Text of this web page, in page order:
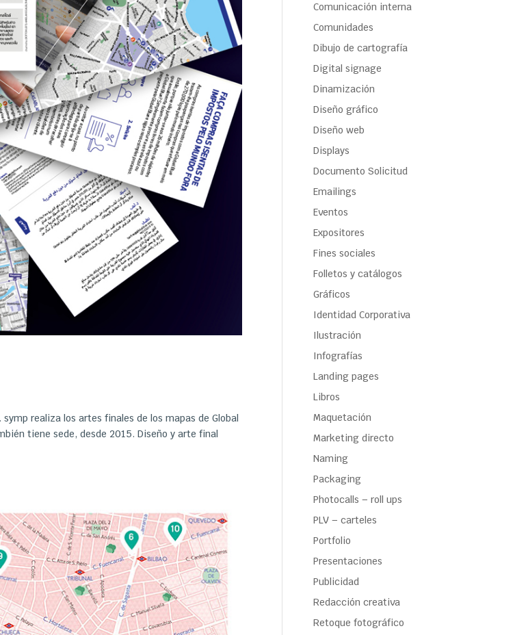
realiza los artes finales de los mapas de Global
tiene sede, desde 2015. Diseño y arte final
Comunicación interna
Comunidades
Dibujo de cartografía
Digital signage
Dinamización
Diseño gráfico
Diseño web
Displays
Documento Solicitud
Emailings
Eventos
Expositores
Fines sociales
Folletos y catálogos
Gráficos
Identidad Corporativa
Ilustración
Infografías
Landing pages
Libros
Maquetación
Marketing directo
Naming
Packaging
Photocalls – roll ups
PLV – carteles
Portfolio
Presentaciones
Publicidad
Redacción creativa
Retoque fotográfico